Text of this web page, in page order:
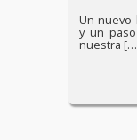
Un nuevo
y un
nuestra